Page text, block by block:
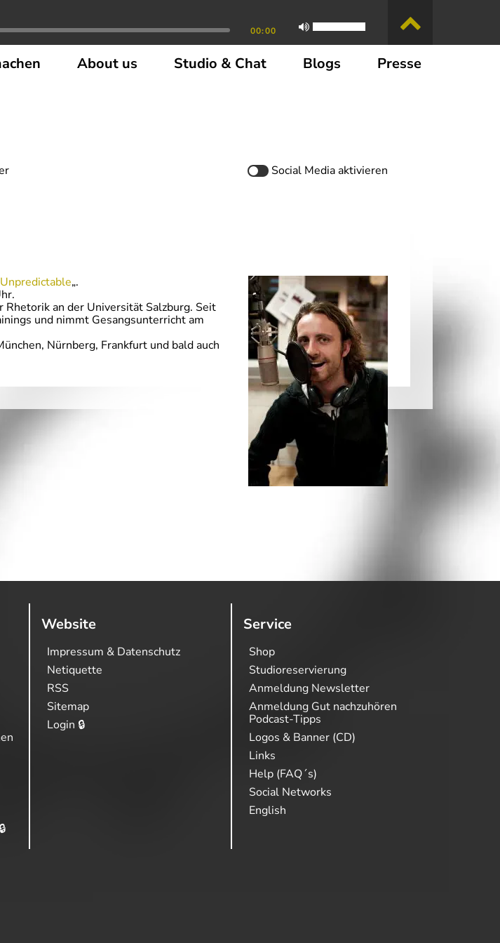
00:00
About us Studio & Chat Blogs Presse
Social Mediaaktivieren
„.
an der Universität Salzburg. Seit
und nimmt Gesangsunterricht am
Nürnberg, Frankfurt und bald auch
Website
Impressum & Datenschutz
Netiquette
RSS
Sitemap
Login 🔒
Service
Shop
Studioreservierung
Anmeldung Newsletter
Anmeldung Gut nachzuhören
Podcast-Tipps
Logos & Banner (CD)
Links
Help (FAQ´s)
Social Networks
English